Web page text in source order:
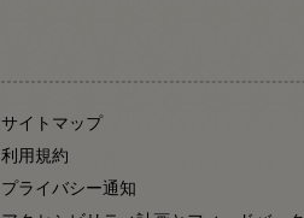
サイトマップ
利用規約
プライバシー通知